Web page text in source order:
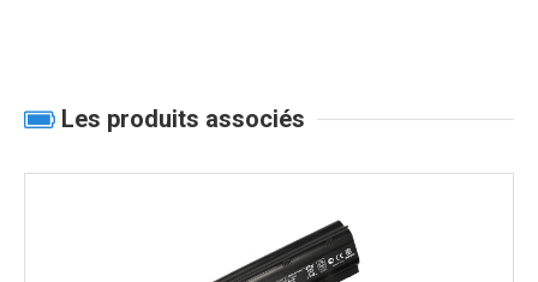
Les produits associés